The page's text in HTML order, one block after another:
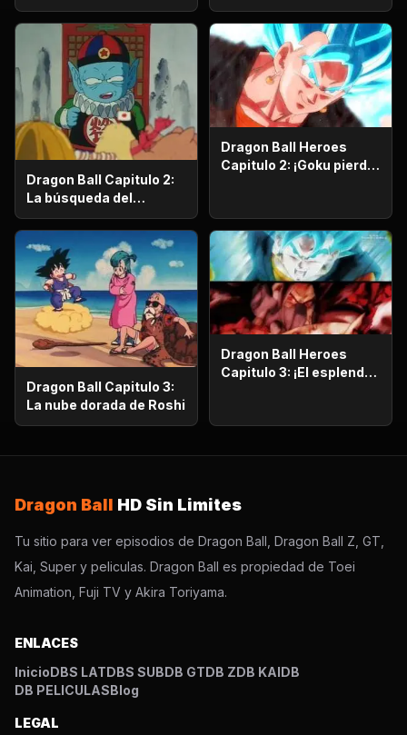
Goku. Inicia una
apasionante batalla en
la prisión planetaria!
Dragon Ball Capitulo 2:
La búsqueda del
emperador
Dragon Ball Heroes
Capitulo 2: ¡Goku pierde
Dragon Ball Capitulo 3:
La nube dorada de Roshi
Dragon Ball Heroes
Capitulo 3: ¡El esplendor
explota!
Dragon Ball HD Sin Limites
Tu sitio para ver episodios de Dragon Ball, Dragon Ball Z, GT,
Kai, Super y peliculas. Dragon Ball es propiedad de Toei
Animation, Fuji TV y Akira Toriyama.
ENLACES
InicioDBS LATDBS SUBDB GTDB ZDB KAIDB
DB PELICULASBlog
LEGAL